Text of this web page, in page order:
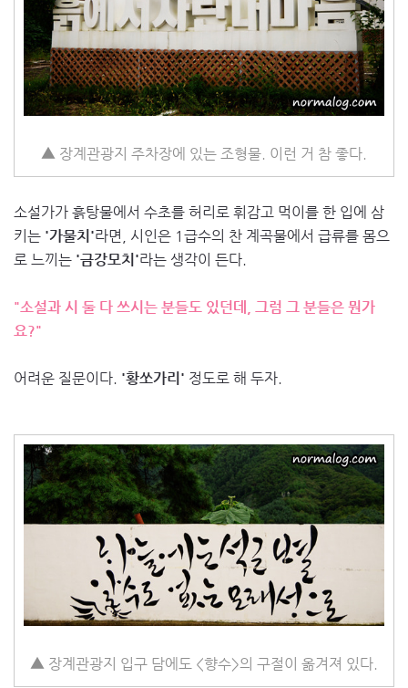
▲ 장계관광지 주차장에 있는 조형물. 이런 거 참 좋다.
소설가가 흙탕물에서 수초를 허리로 휘감고 먹이를 한 입에 삼
키는 '가물치'라면, 시인은 1급수의 찬 계곡물에서 급류를 몸으
로 느끼는 '금강모치'라는 생각이 든다.
"소설과 시 둘 다 쓰시는 분들도 있던데, 그럼 그 분들은 뭔가
요?"
어려운 질문이다. '황쏘가리' 정도로 해 두자.
▲ 장계관광지 입구 담에도 <향수>의 구절이 옮겨져 있다.